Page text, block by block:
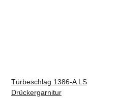
Türbeschlag 1386-A LS
Drückergarnitur